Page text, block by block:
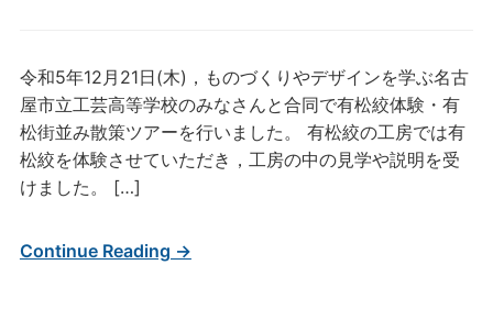
令和5年12月21日(木)，ものづくりやデザインを学ぶ名古
屋市立工芸高等学校のみなさんと合同で有松絞体験・有
松街並み散策ツアーを行いました。 有松絞の工房では有
松絞を体験させていただき，工房の中の見学や説明を受
けました。 […]
Continue Reading →